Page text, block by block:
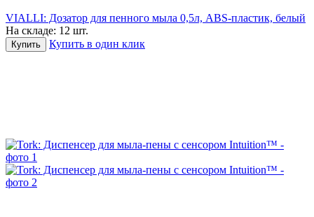
VIALLI: Дозатор для пенного мыла 0,5л, ABS-пластик, белый
На складе: 12 шт.
Купить Купить в один клик